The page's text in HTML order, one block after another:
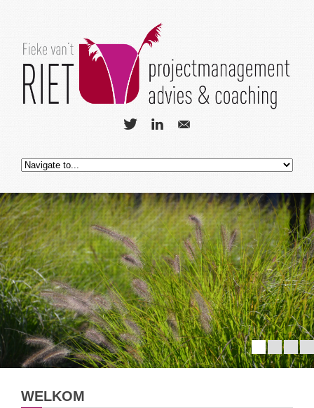
WELKOM